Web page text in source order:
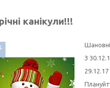
канікули!!!
З